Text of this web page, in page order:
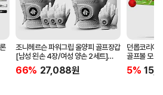
조니헤르슨 파워그립 올양피 골프장갑
[남성 왼손 4장/여성 양손 2세트]
[화이트][케이스포함]
66% 27,088원
던롭코리아
골프볼 모
[2피스/12
5%